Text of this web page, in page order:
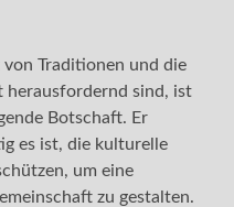
Traditionen und die
herausfordernd sind, ist
Botschaft. Er
es ist, die kulturelle
um eine
zu gestalten.